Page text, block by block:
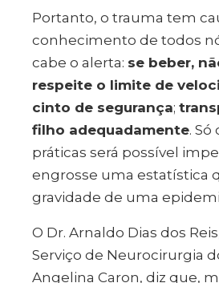
Portanto, o trauma tem
conhecimento de todos
cabe o alerta: se beber,
respeite o limite de
cinto de segurança;
filho adequadamente. Só
práticas será possível
engrosse uma estatística
gravidade de uma
O Dr. Arnaldo Dias dos
Serviço de Neurocirurgia
Angelina Caron, diz que,